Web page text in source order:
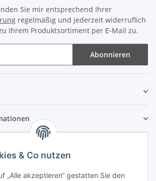
& Co nutzen
„Alle akzeptieren“ gestatten Sie den
Sie mir entsprechend Ihrer
regelmäßig und jederzeit widerruflich
Ihrem Produktsortiment per E-Mail zu.
Abonnieren